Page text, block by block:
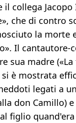
il collega
che di contro
la morte
Il cantautore-
sua madre («La
si è mostrata
legati a
don Camillo)
figlio